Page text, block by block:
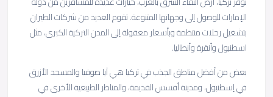
الإمارات للوصول إلى وجهاتها المتنوعة. تقوم العديد من شركات الطيران
بتشغيل رحلات منتظمة وبأسعار معقولة إلى المدن التركية الكبرى، مثل
اسطنبول وأنقرة وأنطاليا.
بعض من أفضل مناطق الجذب في تركيا هي آيا صوفيا والمسجد الأزرق
في إسطنبول، ومدينة أفسس القديمة، والمناظر الطبيعية الأخرى في